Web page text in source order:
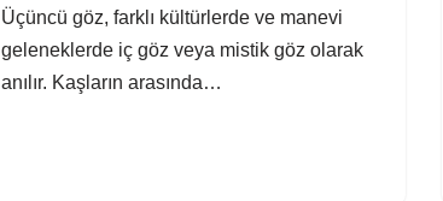
Üçüncü göz, farklı kültürlerde ve manevi
geleneklerde iç göz veya mistik göz olarak
anılır. Kaşların arasında…